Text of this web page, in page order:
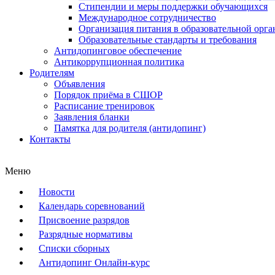
Стипендии и меры поддержки обучающихся
Международное сотрудничество
Организация питания в образовательной
Образовательные стандарты и требования
Антидопинговое обеспечение
Антикоррупционная политика
Родителям
Объявления
Порядок приёма в СШОР
Расписание тренировок
Заявления бланки
Памятка для родителя (антидопинг)
Контакты
Меню
Новости
Календарь соревнований
Присвоение разрядов
Разрядные нормативы
Списки сборных
Антидопинг Онлайн-курс